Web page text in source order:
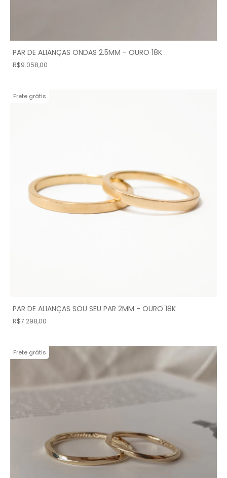
PAR DE ALIANÇAS ONDAS 2.5MM - OURO 18K
R$9.058,00
Frete grátis
PAR DE ALIANÇAS SOU SEU PAR 2MM - OURO 18K
R$7.298,00
Frete grátis